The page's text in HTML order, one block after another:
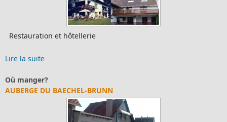
et hôtellerie
la suite
manger?
DU BAECHEL-BRUNN